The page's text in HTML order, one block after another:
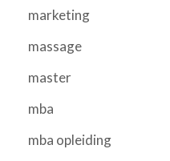
marketing
massage
master
mba
mba opleiding